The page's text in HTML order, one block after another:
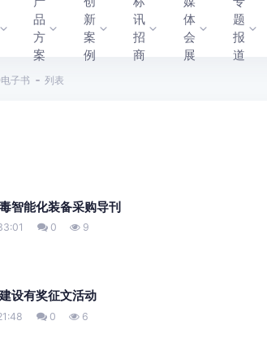
品
方
案
新
案
例
讯
招
商
体
会
展
题
报
道
子书 列表
智能化装备采购导刊
0 9
设有奖征文活动
0 6